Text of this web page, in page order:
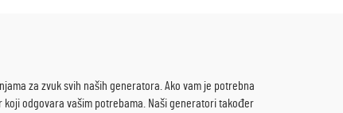
za zvuk svih naših generatora. Ako vam je potrebna
odgovara vašim potrebama. Naši generatori također